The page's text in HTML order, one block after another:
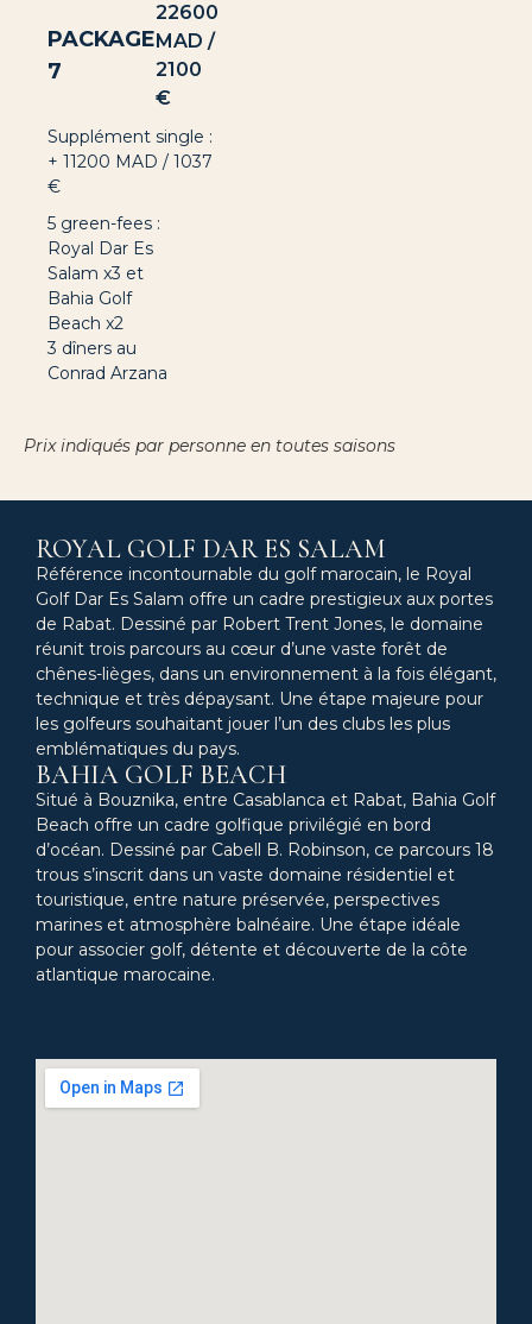
PACKAGE
7
22600
MAD /
2100
€
Supplément single :
+ 11200 MAD / 1037
€
5 green-fees :
Royal Dar Es
Salam x3 et
Bahia Golf
Beach x2
3 dîners au
Conrad Arzana
Prix indiqués par personne en toutes saisons
ROYAL GOLF DAR ES SALAM
Référence incontournable du golf marocain, le Royal
Golf Dar Es Salam offre un cadre prestigieux aux portes
de Rabat. Dessiné par Robert Trent Jones, le domaine
réunit trois parcours au cœur d’une vaste forêt de
chênes-lièges, dans un environnement à la fois élégant,
technique et très dépaysant. Une étape majeure pour
les golfeurs souhaitant jouer l’un des clubs les plus
emblématiques du pays.
BAHIA GOLF BEACH
Situé à Bouznika, entre Casablanca et Rabat, Bahia Golf
Beach offre un cadre golfique privilégié en bord
d’océan. Dessiné par Cabell B. Robinson, ce parcours 18
trous s’inscrit dans un vaste domaine résidentiel et
touristique, entre nature préservée, perspectives
marines et atmosphère balnéaire. Une étape idéale
pour associer golf, détente et découverte de la côte
atlantique marocaine.